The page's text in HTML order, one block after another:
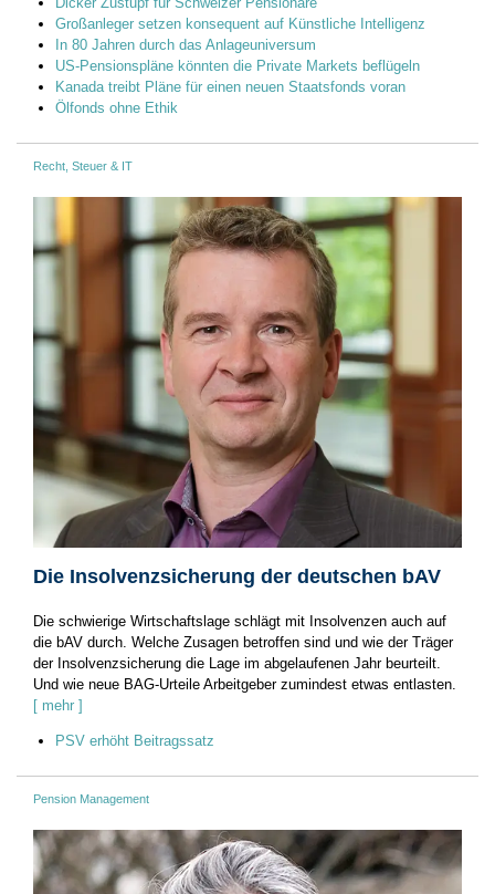
Großanleger setzen konsequent auf Künstliche Intelligenz
In 80 Jahren durch das Anlageuniversum
US-Pensionspläne könnten die Private Markets beflügeln
­­Kanada treibt Pläne für einen neuen Staatsfonds voran
Ölfonds ohne Ethik
Recht, Steuer & IT
Die Insolvenzsicherung der deutschen bAV
Die schwierige Wirtschaftslage schlägt mit Insolvenzen auch auf
die bAV durch. Welche Zusagen betroffen sind und wie der Träger
der Insolvenzsicherung die Lage im abgelaufenen Jahr beurteilt.
Und wie neue BAG-Urteile Arbeitgeber zumindest etwas entlasten.
[ mehr ]
PSV erhöht Beitragssatz
Pension Management